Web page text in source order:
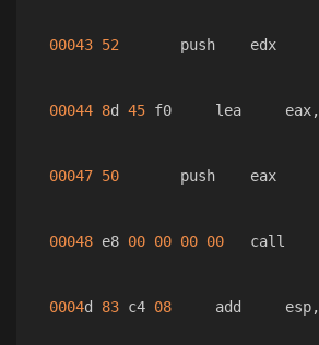
00043 52
       push    edx
00044 8d 45 f0     lea     eax,
00047 50
       push    eax
00048 e8 00 00 00 00
   call
0004d 83 c4 08
     add     esp
,